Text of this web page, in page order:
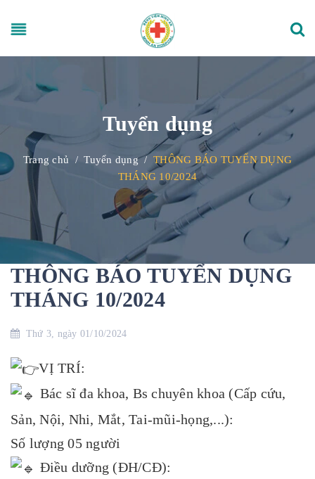
Tuyển dụng
Trang chủ / Tuyển dụng / THÔNG BÁO TUYỂN DỤNG
THÁNG 10/2024
THÔNG BÁO TUYỂN DỤNG
THÁNG 10/2024
Thứ 3, ngày 01/10/2024
VỊ TRÍ:
Bác sĩ đa khoa, Bs chuyên khoa (Cấp cứu,
Sản, Nội, Nhi, Mắt, Tai-mũi-họng,...):
Số lượng 05 người
Điều dưỡng (ĐH/CĐ):